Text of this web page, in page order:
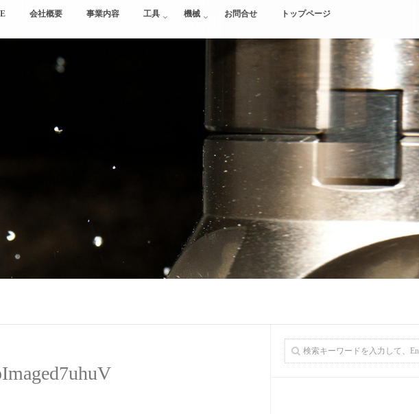
会社概要 事業内容 工具 機械 お問合せ トップページ